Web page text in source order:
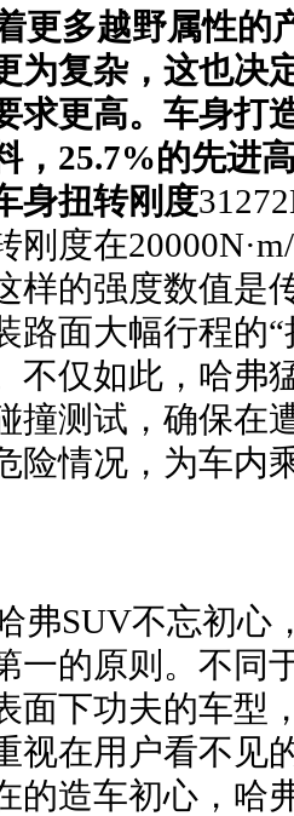
更多越野属性的
为复杂，这也决
求更高。车身打
，25.7%的先进
身扭转刚度
刚度在
样的强度数值是
路面大幅行程的
不仅如此，哈弗
撞测试，确保在
险情况，为车内
弗SUV不忘初心
一的原则。不同
面下功夫的车型
视在用户看不见
的造车初心，哈